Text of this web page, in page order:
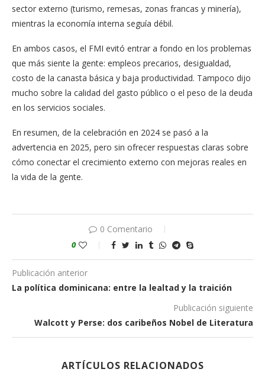
sector externo (turismo, remesas, zonas francas y minería),
mientras la economía interna seguía débil.
En ambos casos, el FMI evitó entrar a fondo en los problemas
que más siente la gente: empleos precarios, desigualdad,
costo de la canasta básica y baja productividad. Tampoco dijo
mucho sobre la calidad del gasto público o el peso de la deuda
en los servicios sociales.
En resumen, de la celebración en 2024 se pasó a la
advertencia en 2025, pero sin ofrecer respuestas claras sobre
cómo conectar el crecimiento externo con mejoras reales en
la vida de la gente.
0 Comentario
0
Publicación anterior
La política dominicana: entre la lealtad y la traición
Publicación siguiente
Walcott y Perse: dos caribeños Nobel de Literatura
ARTÍCULOS RELACIONADOS